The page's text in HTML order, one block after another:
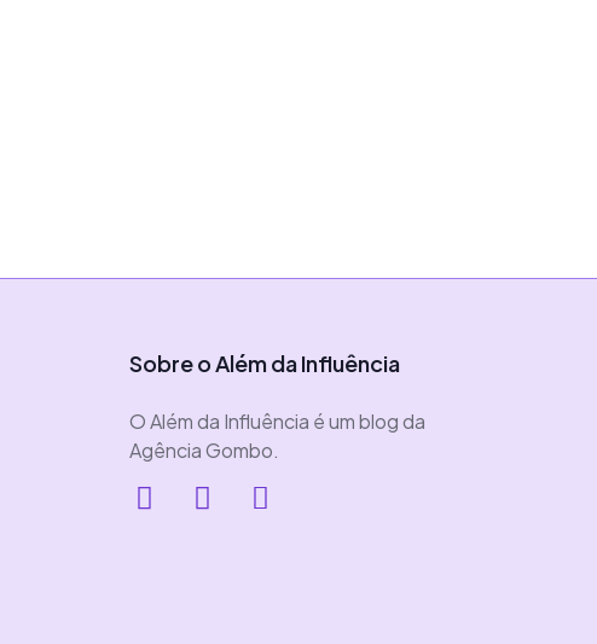
Sobre o Além da Influência
O Além da Influência é um blog da
Agência Gombo.